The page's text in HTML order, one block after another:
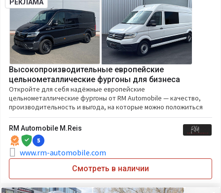
РЕКЛАМА
Высокопроизводительные европейские
цельнометаллические фургоны для бизнеса
Откройте для себя надёжные европейские
цельнометаллические фургоны от RM Automobile — качество,
производительность и выгода, на которые можно положиться
RM Automobile M.Reis
5
www.rm-automobile.com
Смотреть в наличии